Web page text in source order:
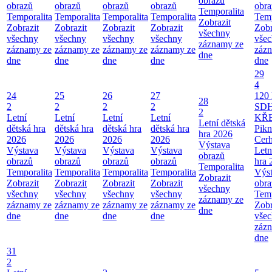
obrazů
Temporalita
Zobrazit
všechny
záznamy ze
dne
obrazů
Temporalita
Zobrazit
všechny
záznamy ze
dne
obrazů
Temporalita
Zobrazit
všechny
záznamy ze
dne
obrazů
Temporalita
Zobrazit
všechny
záznamy ze
dne
Temporalita
Zobrazit
všechny
záznamy ze
dne
dne
24
2
Letní
dětská hra
2026
Výstava
obrazů
Temporalita
Zobrazit
všechny
záznamy ze
dne
25
2
Letní
dětská hra
2026
Výstava
obrazů
Temporalita
Zobrazit
všechny
záznamy ze
dne
26
2
Letní
dětská hra
2026
Výstava
obrazů
Temporalita
Zobrazit
všechny
záznamy ze
dne
27
2
Letní
dětská hra
2026
Výstava
obrazů
Temporalita
Zobrazit
všechny
záznamy ze
dne
28
2
Letní dětská
hra 2026
Výstava
obrazů
Temporalita
Zobrazit
všechny
záznamy ze
dne
29
4
120
hra
dne
31
2